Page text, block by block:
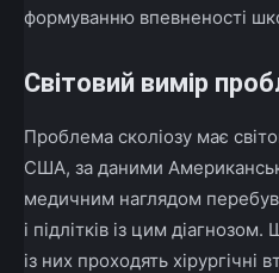
формуванню впевненості
Світовий вимір
Проблема сколіозу має
США, за даними
медичним наглядом
і підлітків із цим
із них проходять хірургічні